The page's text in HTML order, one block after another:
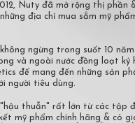
Nuty đã mở rộng thị phần
địa chỉ mua sắm mỹ
ngừng trong suốt 10
và ngoài nước đồng loạt ký
để mang đến những sản
người tiêu dùng.
thuẫn" rất lớn từ các tập
mỹ phẩm chính hãng & có